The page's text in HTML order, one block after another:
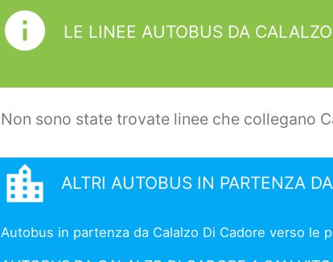
info LE LINEE AUTOBUS DA
Non sono state trovate linee che collegano
location_city ALTRI AUTOBUS IN PARTENZA
Autobus in partenza da Calalzo Di Cadore verso le